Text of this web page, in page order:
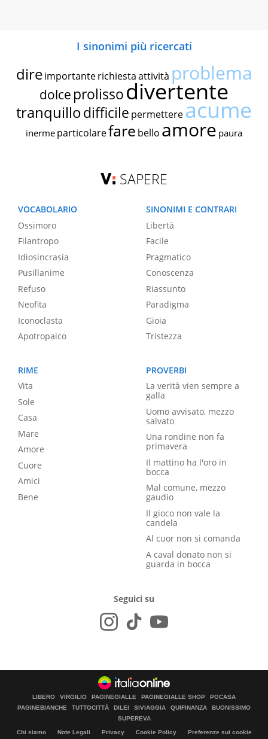
I sinonimi più ricercati
dire importante richiestaattività problema
dolce prolissodivertente
tranquillodifficile permettereacume
inerme particolarefare bello amore paura
SAPERE
VOCABOLARIO
Ossimoro
Filantropo
Idiosincrasia
Pusillanime
Refuso
Neofita
Iconoclasta
Apotropaico
SINONIMI E CONTRARI
Libertà
Facile
Pragmatico
Conoscenza
Riassunto
Paradigma
Gioia
Tristezza
RIME
Vita
Sole
Casa
Mare
Amore
Cuore
Amici
Bene
PROVERBI
La verità vien sempre a
galla
Uomo avvisato, mezzo
salvato
Una rondine non fa
primavera
Il mattino ha l'oro in
bocca
Mal comune, mezzo
gaudio
Il gioco non vale la
candela
Al cuor non si comanda
A caval donato non si
guarda in bocca
Seguici su
LIBERO VIRGILIO PAGINEGIALLE PAGINEGIALLE SHOP
PGCASA
PAGINEBIANCHE
TUTTOCITTÀ DILEI SIVIAGGIA QUIFINANZA
BUONISSIMO
SUPEREVA
Chi siamo Note Legali Privacy Cookie Policy
Preferenze sui cookie